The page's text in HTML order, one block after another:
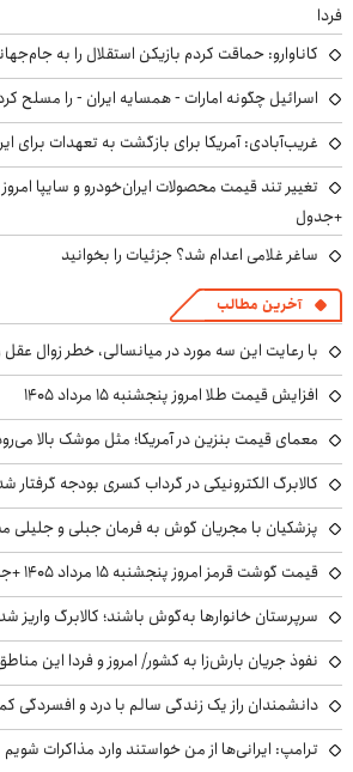
فردا
کاناوارو: حماقت کردم بازیکن استقلال را به
اسرائیل چگونه امارات - همسایه ایران - را مسلح
غریب‌آبادی: آمریکا برای بازگشت به تعهدات برای
+جدول
ساغر غلامی اعدام شد؟ جزئیات را بخوانید
آخرین مطالب
با رعایت این سه مورد در میانسالی، خطر زوال عقل را ۱۳ سال به تأخیر
افزایش قیمت طلا امروز پنجشنبه ۱۵ مرداد ۱۴۰۵
معمای قیمت بنزین در آمریکا؛ مثل موشک بالا
کالابرگ الکترونیکی در گرداب کسری بودجه گرفتار
پزشکیان با مجریان گوش به فرمان جبلی و جلیلی
قیمت گوشت قرمز امروز پنجشنبه ۱۵ مرداد ۱۴۰۵ +جدول
سرپرستان خانوارها به‌گوش باشند؛ کالابرگ واریز شد
نفوذ جریان بارش‌زا به کشور/ امروز و فردا این
دانشمندان راز یک زندگی سالم با درد و افسردگی
ترامپ: ایرانی‌ها از من خواستند وارد مذاکرات شویم